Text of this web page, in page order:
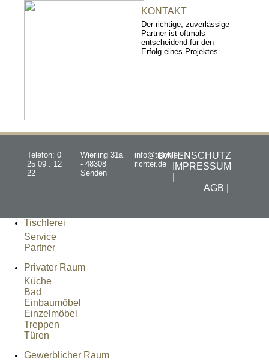
KONTAKT
Der richtige, zuverlässige
Partner ist oftmals
entscheidend für den
Erfolg eines Projektes.
Telefon: 0
25 09 . 12
22
Wierling 31a
- 48308
Senden
info@tischler-
richter.de
DATENSCHUTZ
IMPRESSUM
AGB |
Tischlerei
Service
Partner
Privater Raum
Küche
Bad
Einbaumöbel
Einzelmöbel
Treppen
Türen
Gewerblicher Raum